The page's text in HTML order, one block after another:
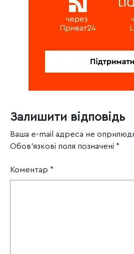
Залишити відповідь
Ваша e-mail адреса не
Обов’язкові поля позначені *
Коментар *